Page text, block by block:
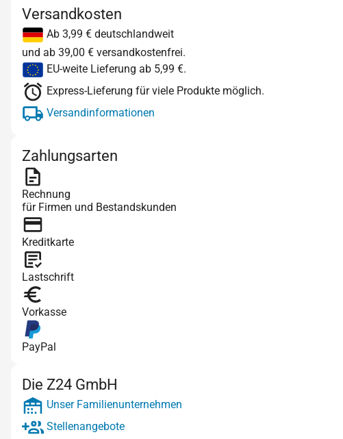
Versandkosten
Ab 3,99 € deutschlandweit
und ab 39,00 € versandkostenfrei.
EU-weite Lieferung ab 5,99 €.
Express-Lieferung für viele Produkte möglich.
Versandinformationen
Zahlungsarten
Rechnung
für Firmen und Bestandskunden
Kreditkarte
Lastschrift
Vorkasse
PayPal
Die Z24 GmbH
Unser Familienunternehmen
Stellenangebote